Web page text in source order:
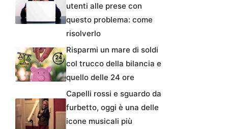
utenti alle prese con
questo problema: come
risolverlo
Risparmi un mare di soldi
col trucco della bilancia e
quello delle 24 ore
Capelli rossi e sguardo da
furbetto, oggi è una delle
icone musicali più